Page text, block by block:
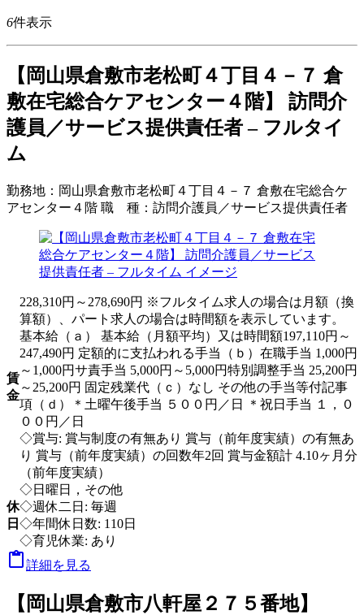
6件表示
【岡山県倉敷市老松町４丁目４－７ 倉
敷在宅総合ケアセンター４階】 訪問介
護員／サービス提供責任者 – フルタイ
ム
勤務地： 岡山県倉敷市老松町４丁目４－７ 倉敷在宅総合ケ
アセンター４階 職 種： 訪問介護員／サービス提供責任者
賃
金
228,310円～278,690円 ※フルタイム求人の場合は月額（換
算額）、パート求人の場合は時間額を表示しています。
基本給（ａ） 基本給（月額平均）又は時間額197,110円～
247,490円 定額的に支払われる手当（ｂ）在職手当 1,000円
～1,000円サ責手当 5,000円～5,000円特別調整手当 25,200円
～25,200円 固定残業代（ｃ）なし その他の手当等付記事
項（ｄ）＊土曜午後手当 ５００円／日 ＊祝日手当 １，０
００円／日
◇賞与: 賞与制度の有無あり 賞与（前年度実績）の有無あ
り 賞与（前年度実績）の回数年2回 賞与金額計 4.10ヶ月分
（前年度実績）
休
日
◇日曜日，その他
◇週休二日: 毎週
◇年間休日数: 110日
◇育児休業: あり
詳細を見る
【岡山県倉敷市八軒屋２７５番地】